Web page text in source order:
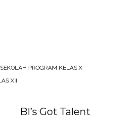
PROGRAM KELAS X
XII
BI’s Got Talent